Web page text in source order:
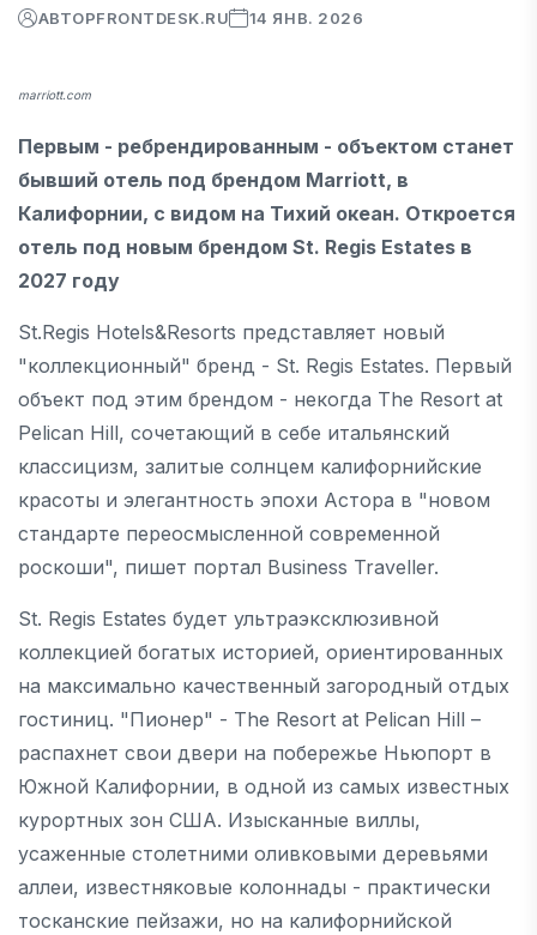
АВТОРFRONTDESK.RU 14 ЯНВ. 2026
marriott.com
Первым - ребрендированным - объектом станет
бывший отель под брендом Marriott, в
Калифорнии, с видом на Тихий океан. Откроется
отель под новым брендом St. Regis Estates в
2027 году
St.Regis Hotels&Resorts представляет новый
"коллекционный" бренд - St. Regis Estates. Первый
объект под этим брендом - некогда The Resort at
Pelican Hill, сочетающий в себе итальянский
классицизм, залитые солнцем калифорнийские
красоты и элегантность эпохи Астора в "новом
стандарте переосмысленной современной
роскоши", пишет портал Business Traveller.
St. Regis Estates будет ультраэксклюзивной
коллекцией богатых историей, ориентированных
на максимально качественный загородный отдых
гостиниц. "Пионер" - The Resort at Pelican Hill –
распахнет свои двери на побережье Ньюпорт в
Южной Калифорнии, в одной из самых известных
курортных зон США. Изысканные виллы,
усаженные столетними оливковыми деревьями
аллеи, известняковые колоннады - практически
тосканские пейзажи, но на калифорнийской